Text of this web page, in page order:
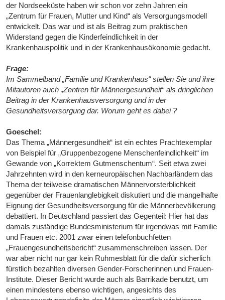
der Nordseeküste haben wir schon vor zehn Jahren ein
„Zentrum für Frauen, Mutter und Kind“ als Versorgungsmodell
entwickelt. Das war und ist als Beitrag zum praktischen
Widerstand gegen die Kinderfeindlichkeit in der
Krankenhauspolitik und in der Krankenhausökonomie gedacht.
Frage:
Im Sammelband „Familie und Krankenhaus“ stellen Sie und ihre
Mitautoren auch „Zentren für Männergesundheit“ als dringlichen
Beitrag in der Krankenhausversorgung und in der
Gesundheitsversorgung dar. Worum geht es dabei ?
Goeschel:
Das Thema „Männergesundheit“ ist ein echtes Prachtexemplar
von Beispiel für „Gruppenbezogene Menschenfeindlichkeit“ im
Gewande von „Korrektem Gutmenschentum“. Seit etwa zwei
Jahrzehnten wird in den kerneuropäischen Nachbarländern das
Thema der teilweise dramatischen Männervorsterblichkeit
gegenüber der Frauenlanglebigkeit diskutiert und die mangelhafte
Eignung der Gesundheitsversorgung für die Männerbevölkerung
debattiert. In Deutschland passiert das Gegenteil: Hier hat das
damals zuständige Bundesministerium für irgendwas mit Familie
und Frauen etc. 2001 zwar einen telefonbuchfetten
„Frauengesundheitsbericht“ zusammenschreiben lassen. Der
war aber nicht nur gar kein Ruhmesblatt für die dafür sicherlich
fürstlich bezahlten diversen Gender-Forscherinnen und Frauen-
Institute. Dieser Bericht wurde auch als Barrikade benutzt, um
einen mindestens ebenso wichtigen, angesichts des